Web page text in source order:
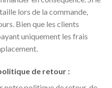
lors de la commande,
Bien que les clients
uniquement les frais
de retour :